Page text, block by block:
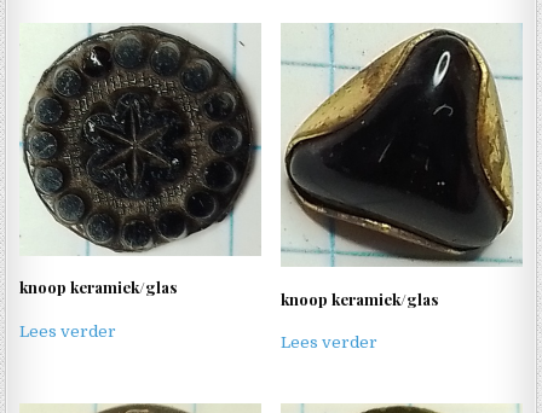
knoop keramiek/glas
Lees verder
knoop keramiek/glas
Lees verder